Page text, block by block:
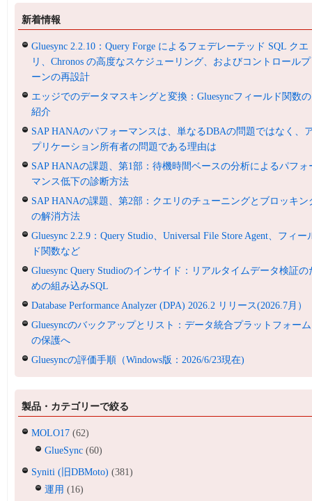
新着情報
Gluesync 2.2.10：Query Forge によるフェデレーテッド SQL クエ
リ、Chronos の高度なスケジューリング、およびコントロール
ーンの再設計
エッジでのデータマスキングと変換：Gluesyncフィールド関数の
紹介
SAP HANAのパフォーマンスは、単なるDBAの問題ではなく、
プリケーション所有者の問題である理由は
SAP HANAの課題、第1部：待機時間ベースの分析によるパフォ
マンス低下の診断方法
SAP HANAの課題、第2部：クエリのチューニングとブロッキン
の解消方法
Gluesync 2.2.9：Query Studio、Universal File Store Agent、フィー
ド関数など
Gluesync Query Studioのインサイド：リアルタイムデータ検証の
めの組み込みSQL
Database Performance Analyzer (DPA) 2026.2 リリース(2026.7月）
Gluesyncのバックアップとリスト：データ統合プラットフォーム
の保護へ
Gluesyncの評価手順（Windows版：2026/6/23現在)
製品・カテゴリーで絞る
MOLO17 (62)
GlueSync (60)
Syniti (旧DBMoto) (381)
運用 (16)